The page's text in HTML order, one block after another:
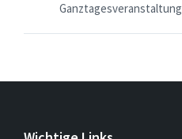
Ganztagesveranstaltung